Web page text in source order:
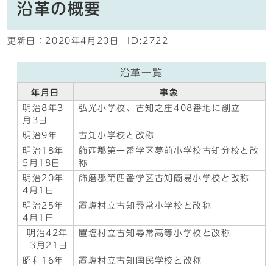
沿革の概要
更新日： 2020年4月20日 ID:2722
沿革一覧
年月日
事象
明治8年3
月3日
弘光小学校、古知之庄408番地に創立
明治9年
古知小学校と改称
明治18年
5月18日
飾西郡第一番学区夢前小学校古知分校と改
称
明治20年
4月1日
飾磨郡第四番学区古知簡易小学校と改称
明治25年
4月1日
置塩村立古知尋常小学校と改称
明治42年
3月21日
置塩村立古知尋常高等小学校と改称
昭和16年
置塩村立古知国民学校と改称